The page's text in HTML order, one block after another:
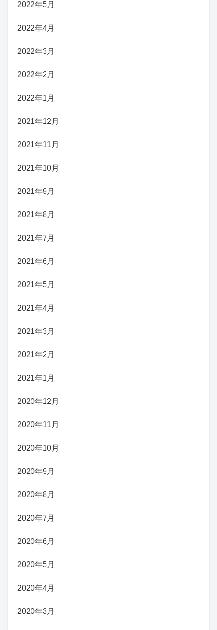
2022年5月
2022年4月
2022年3月
2022年2月
2022年1月
2021年12月
2021年11月
2021年10月
2021年9月
2021年8月
2021年7月
2021年6月
2021年5月
2021年4月
2021年3月
2021年2月
2021年1月
2020年12月
2020年11月
2020年10月
2020年9月
2020年8月
2020年7月
2020年6月
2020年5月
2020年4月
2020年3月